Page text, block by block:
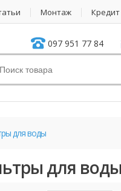
Монтаж Кредит
097 951 77 84
для воды
для воды